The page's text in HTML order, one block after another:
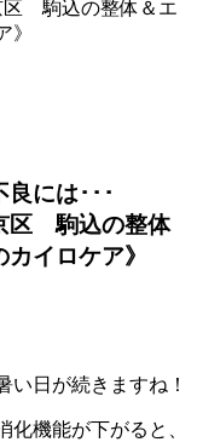
区 駒込の整体＆エ
》
には･･･
区 駒込の整体
イロケア》
い日が続きますね！
機能が下がると、